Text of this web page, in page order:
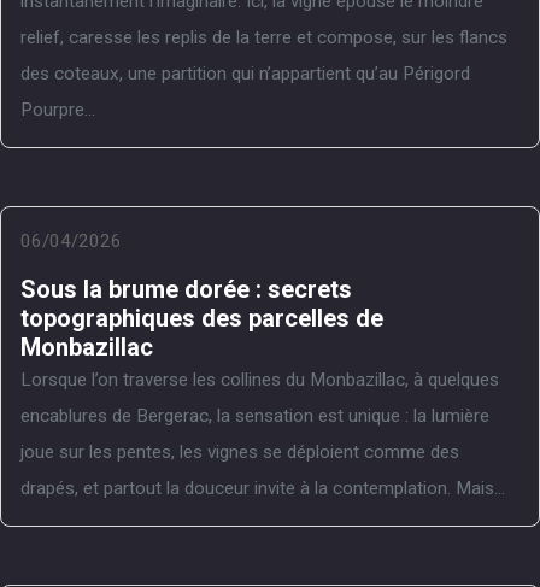
relief, caresse les replis de la terre et compose, sur les flancs
des coteaux, une partition qui n’appartient qu’au Périgord
Pourpre...
06/04/2026
Sous la brume dorée : secrets
topographiques des parcelles de
Monbazillac
Lorsque l’on traverse les collines du Monbazillac, à quelques
encablures de Bergerac, la sensation est unique : la lumière
joue sur les pentes, les vignes se déploient comme des
drapés, et partout la douceur invite à la contemplation. Mais...